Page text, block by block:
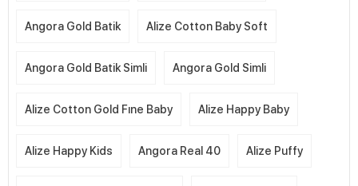
Angora Gold Batik Alize Cotton Baby Soft
Angora Gold Batik Simli Angora Gold Simli
Alize Cotton Gold Fıne Baby Alize Happy Baby
Alize Happy Kids Angora Real 40 Alize Puffy